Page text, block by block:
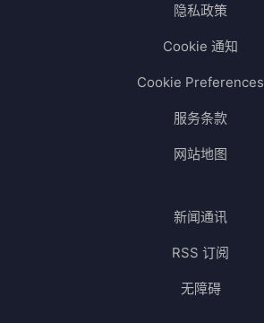
隐私政策
Cookie 通知
Cookie Preferences
服务条款
网站地图
新闻通讯
RSS 订阅
无障碍